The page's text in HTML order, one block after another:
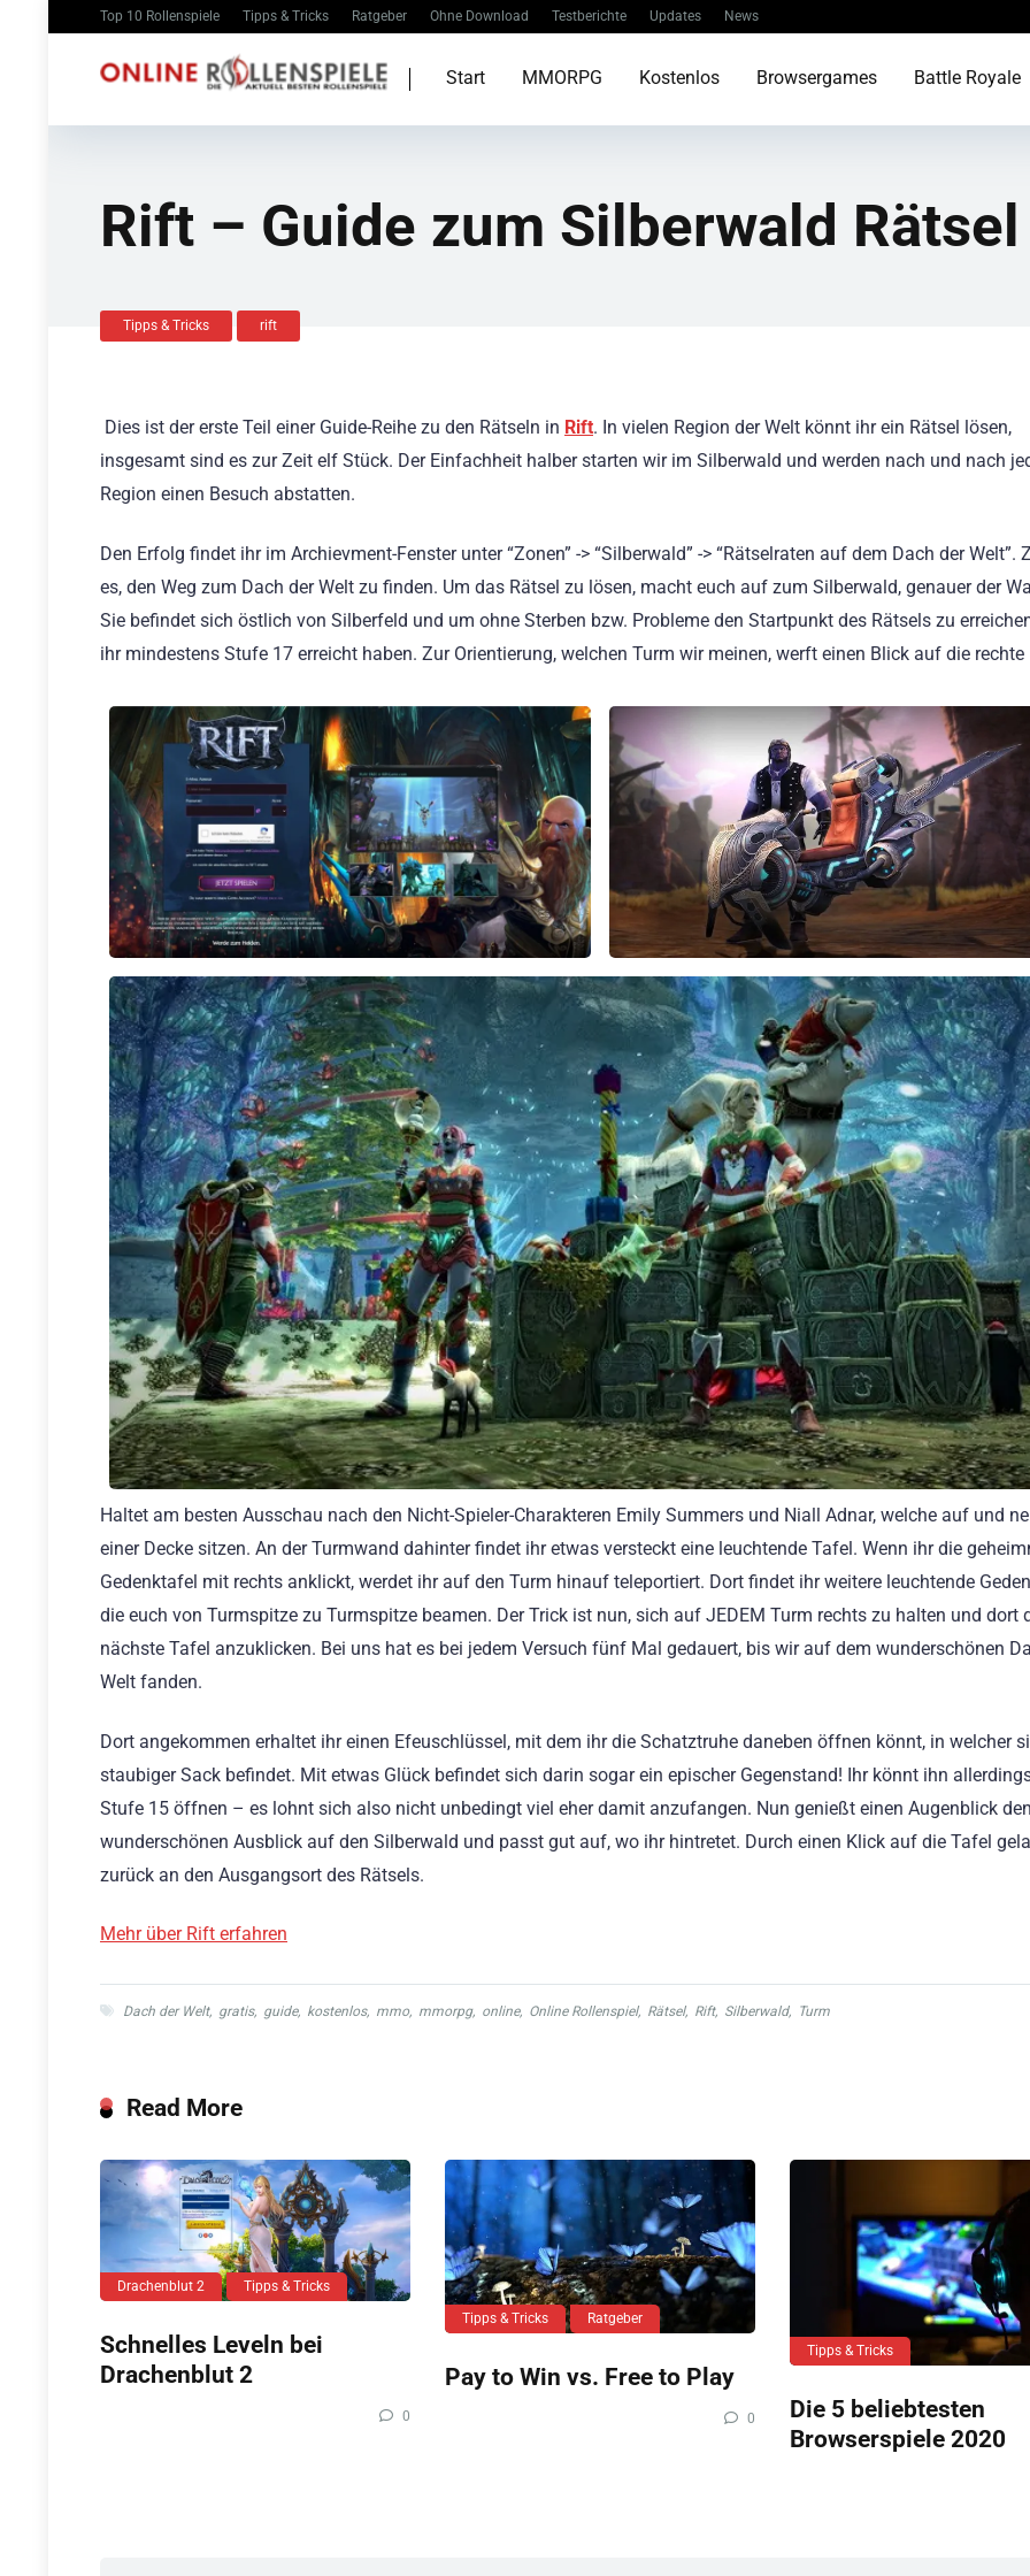
Top 10 Rollenspiele Tipps & Tricks Ratgeber Ohne Download Testberichte Updates News
Start MMORPG Kostenlos Browsergames Battle Royale
Rift – Guide zum Silberwald Rätsel
Tipps & Tricks rift
Dies ist der erste Teil einer Guide-Reihe zu den Rätseln in Rift. In vielen Region der Welt könnt ihr ein Rätsel lösen,
insgesamt sind es zur Zeit elf Stück. Der Einfachheit halber starten wir im Silberwald und werden nach und nach
Region einen Besuch abstatten.
Den Erfolg findet ihr im Archievment-Fenster unter “Zonen” -> “Silberwald” -> “Rätselraten auf dem Dach der Welt”.
es, den Weg zum Dach der Welt zu finden. Um das Rätsel zu lösen, macht euch auf zum Silberwald, genauer der
Sie befindet sich östlich von Silberfeld und um ohne Sterben bzw. Probleme den Startpunkt des Rätsels zu
ihr mindestens Stufe 17 erreicht haben. Zur Orientierung, welchen Turm wir meinen, werft einen Blick auf die rechte
Haltet am besten Ausschau nach den Nicht-Spieler-Charakteren Emily Summers und Niall Adnar, welche auf und
einer Decke sitzen. An der Turmwand dahinter findet ihr etwas versteckt eine leuchtende Tafel. Wenn ihr die
Gedenktafel mit rechts anklickt, werdet ihr auf den Turm hinauf teleportiert. Dort findet ihr weitere leuchtende
die euch von Turmspitze zu Turmspitze beamen. Der Trick ist nun, sich auf JEDEM Turm rechts zu halten und dort
nächste Tafel anzuklicken. Bei uns hat es bei jedem Versuch fünf Mal gedauert, bis wir auf dem wunderschönen
Welt fanden.
Dort angekommen erhaltet ihr einen Efeuschlüssel, mit dem ihr die Schatztruhe daneben öffnen könnt, in welcher
staubiger Sack befindet. Mit etwas Glück befindet sich darin sogar ein epischer Gegenstand! Ihr könnt ihn
Stufe 15 öffnen – es lohnt sich also nicht unbedingt viel eher damit anzufangen. Nun genießt einen Augenblick
wunderschönen Ausblick auf den Silberwald und passt gut auf, wo ihr hintretet. Durch einen Klick auf die Tafel
zurück an den Ausgangsort des Rätsels.
Mehr über Rift erfahren
Dach der Welt, gratis, guide, kostenlos, mmo, mmorpg, online, Online Rollenspiel, Rätsel, Rift, Silberwald, Turm
Read More
Drachenblut 2 Tipps & Tricks
Schnelles Leveln bei
Drachenblut 2
0
Tipps & Tricks Ratgeber
Pay to Win vs. Free to Play
0
Tipps & Tricks
Die 5 beliebtesten
Browserspiele 2020